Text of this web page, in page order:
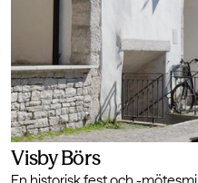
Visby Börs